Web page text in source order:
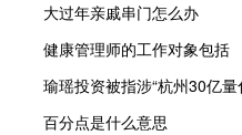
大过年亲戚串门怎么办
健康管理师的工作对象包括
瑜瑶投资被指涉“杭州30亿
百分点是什么意思